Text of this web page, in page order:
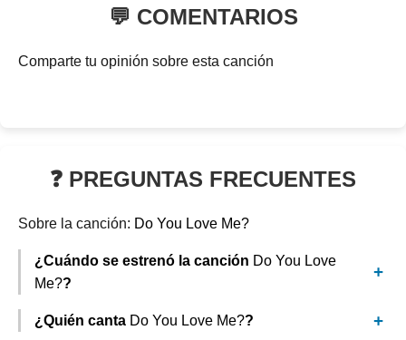
💬 COMENTARIOS
Comparte tu opinión sobre esta canción
❓ PREGUNTAS FRECUENTES
Sobre la canción: Do You Love Me?
¿Cuándo se estrenó la canción Do You Love
Me??
¿Quién canta Do You Love Me??